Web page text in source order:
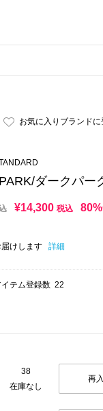
お気に入りブランドに
ダークパ
¥14,300 税込
けします 詳細
テム登録数 22
38
在庫なし
再